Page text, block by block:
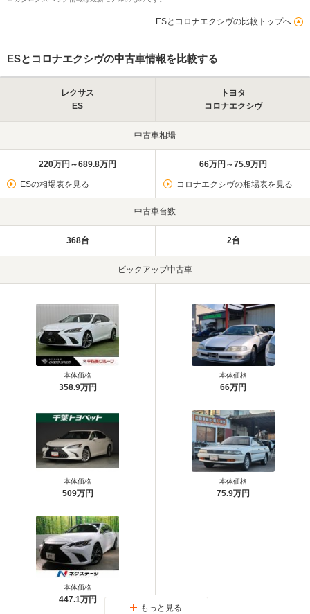
ESとコロナエクシヴの比較トップへ
ESとコロナエクシヴの中古車情報を比較する
レクサス
ES
トヨタ
コロナエクシヴ
中古車相場
220万円～689.8万円
ESの相場表を見る
66万円～75.9万円
コロナエクシヴの相場表を見る
中古車台数
368台 2台
ピックアップ中古車
本体価格
358.9万円
本体価格
509万円
本体価格
447.1万円
本体価格
66万円
本体価格
75.9万円
もっと見る